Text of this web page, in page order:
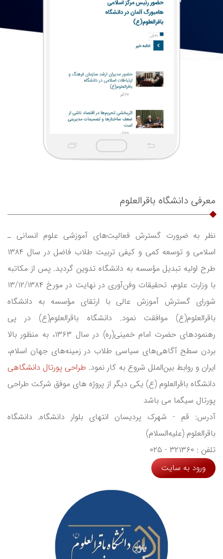
معرفی دانشگاه باقرالعلوم
نظر به ضرورت گسترش فعالیت‌های آموزشی علوم انسانی ـ
اسلامی و توسعه کمی و کیفی تربیت طلاب فاضل در سال ۱۳۸۴
طرح اولیه تبدیل مؤسسه به دانشگاه تدوین گردید. پس از مکاتبه
با وزارت علوم، تحقیقات وفن‌آوری در نهایت در مورخ ۱۳/۱۲/۱۳۸۴
شورای گسترش آموزش عالی با ارتقای مؤسسه به دانشگاه
باقرالعلوم(ع) موافقت نمود. دانشگاه باقرالعلوم(ع) در پی
رهنمودهای حضرت امام خمینی(ره) در سال ۱۳۶۳، به منظور بالا
بردن سطح آگاهی‌های سیاسی طلاب در زمینه‌های جهان اسلام،
ایران و روابط بین‌الملل شروع به کار نمود. طراحی پورتال دانشگاهی
دانشگاه باقرالعلوم (ع) یکی دیگر از پروژه های موفق شرکت طراحی
پورتال سیگما می باشد
آدرس: قم - شهرک پردیسان انتهای بلوار دانشگاه, دانشگاه
باقرالعلوم (علیه‌السلام)
تلفن : ۳۲۱۳۶۰ - ۰۲۵
ورود به سایت